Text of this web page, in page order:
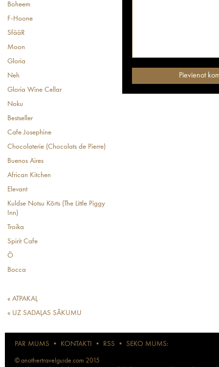
Boheem
F-Hoone
SfääR
Moon
Gloria
Neh
Gloria Wine Cellar
Noku
Bestseller
Cafe Josephine
Chocolaterie (Chocolats de Pierre)
Buenos Aires
African Kitchen
Elevant
Kuldse Notsu Kõrts (The Little Piggy
Inn)
Troika
Spirit Cafe
Ö
Bocca
« ATPAKAĻ
« UZ SADAĻAS SĀKUMU
PAR MUMS • KONTAKTI • RSS • SEKO MUMS:
© anothertravelguide.com 2015